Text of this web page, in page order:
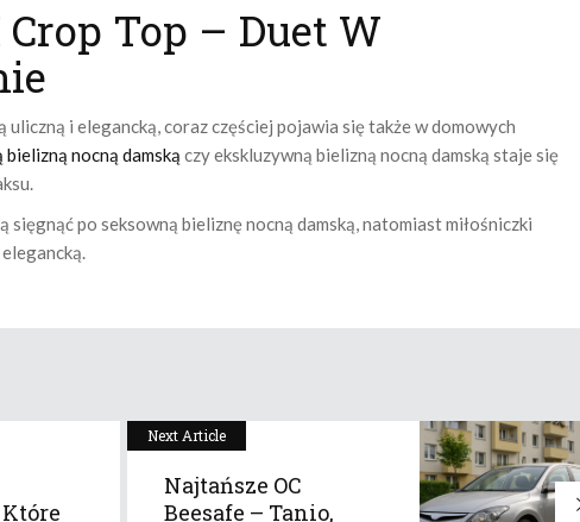
Top – Duet W
i elegancką, coraz częściej pojawia się także w domowych
bielizną nocną damską czy ekskluzywną bielizną nocną damską staje się
po seksowną bieliznę nocną damską, natomiast miłośniczki
Next Article
Najtańsze OC
Beesafe – Tanio,